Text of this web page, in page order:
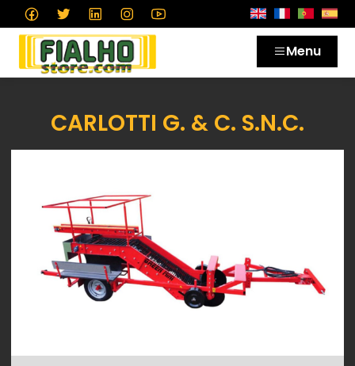
Menu
CARLOTTI G. & C. S.N.C.